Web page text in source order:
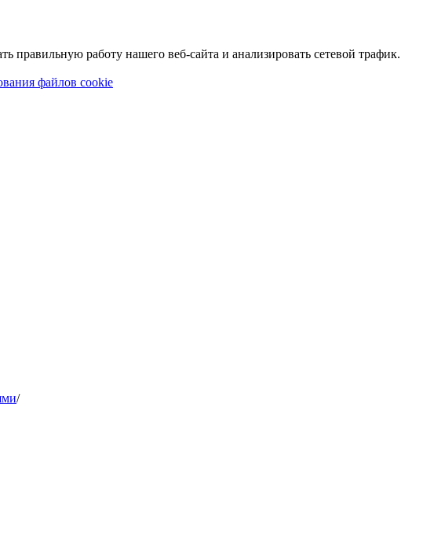
правильную работу нашего веб-сайта и анализировать сетевой трафик.
файлов cookie
/